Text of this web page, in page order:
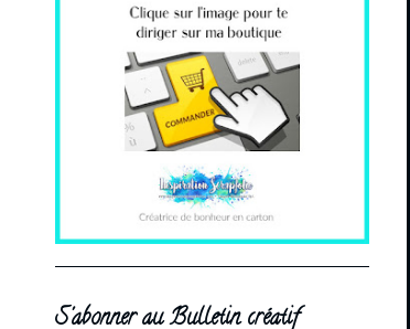
S'abonner au Bulletin créatif